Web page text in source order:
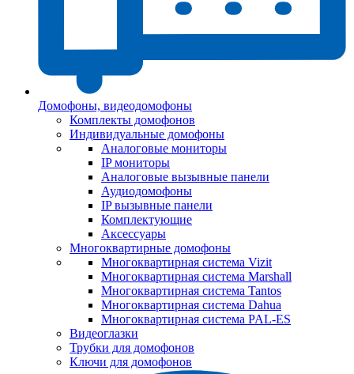
Домофоны, видеодомофоны
Комплекты домофонов
Индивидуальные домофоны
Аналоговые мониторы
IP мониторы
Аналоговые вызывные панели
Аудиодомофоны
IP вызывные панели
Комплектующие
Аксессуары
Многоквартирные домофоны
Многоквартирная система Vizit
Многоквартирная система Marshall
Многоквартирная система Tantos
Многоквартирная система Dahua
Многоквартирная система PAL-ES
Видеоглазки
Трубки для домофонов
Ключи для домофонов